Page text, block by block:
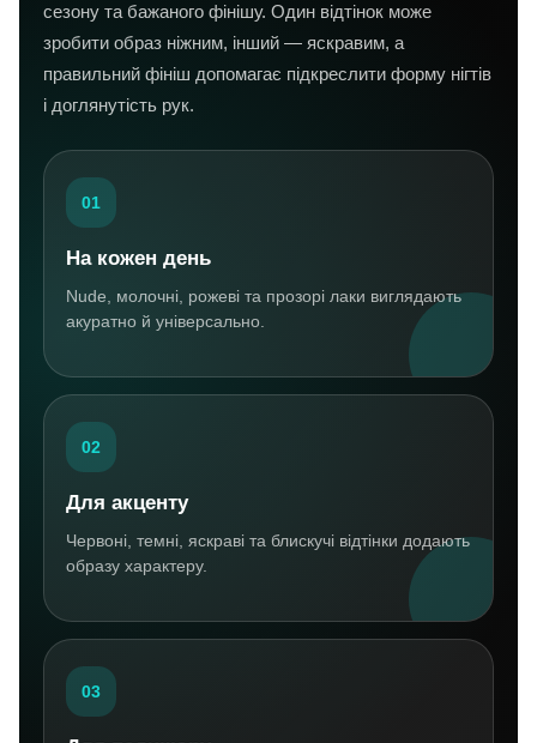
сезону та бажаного фінішу. Один відтінок може
зробити образ ніжним, інший — яскравим, а
правильний фініш допомагає підкреслити форму нігтів
і доглянутість рук.
01
На кожен день
Nude, молочні, рожеві та прозорі лаки виглядають
акуратно й універсально.
02
Для акценту
Червоні, темні, яскраві та блискучі відтінки додають
образу характеру.
03